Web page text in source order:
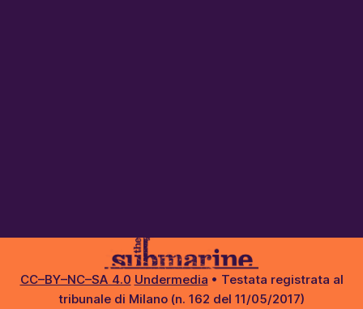
CC–BY–NC–SA 4.0 Undermedia • Testata registrata al
tribunale di Milano (n. 162 del 11/05/2017)